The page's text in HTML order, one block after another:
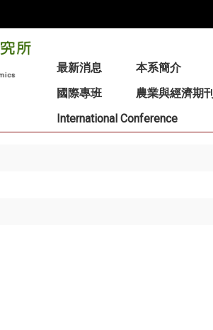
最新消息 本系簡介
國際專班
農業與經濟期刊
International Conference